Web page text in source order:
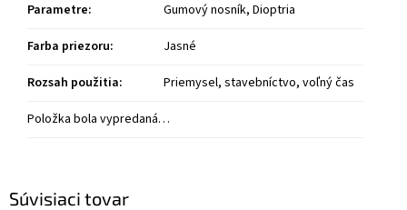
Súvisiaci tovar
Parametre:
Gumový nosník, Dioptria
Farba priezoru:
Jasné
Rozsah použitia:
Priemysel, stavebníctvo, voľný čas
Položka bola vypredaná…